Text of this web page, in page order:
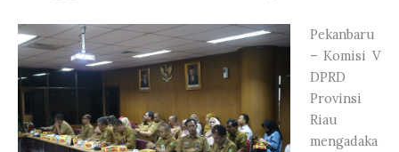
Pekanbaru
– Komisi V
DPRD
Provinsi
Riau
mengadaka